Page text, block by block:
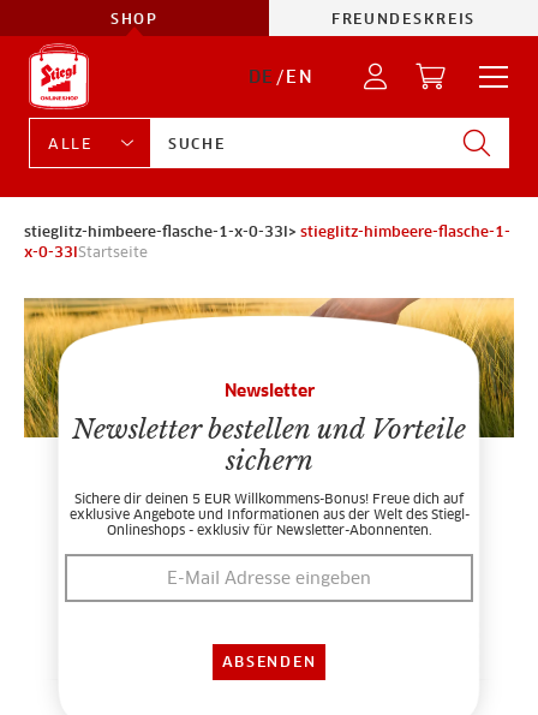
SHOP FREUNDESKREIS
DE/EN
stieglitz-himbeere-flasche-1-x-0-33l> stieglitz-himbeere-flasche-1-
x-0-33lStartseite
Newsletter
Newsletter bestellen und Vorteile
sichern
Sichere dir deinen 5 EUR Willkommens-Bonus! Freue dich auf
exklusive Angebote und Informationen aus der Welt des Stiegl-
Onlineshops - exklusiv für Newsletter-Abonnenten.